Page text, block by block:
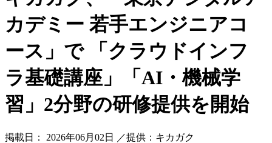
カデミー 若手エンジニアコ
ース」で 「クラウドインフ
ラ基礎講座」「AI・機械学
習」2分野の研修提供を開始
掲載日： 2026年06月02日 ／提供：キカガク